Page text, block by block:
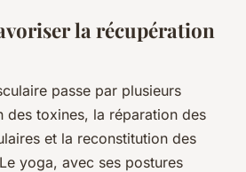
la récupération
passe par plusieurs
des toxines, la réparation des
et la reconstitution des
yoga, avec ses postures